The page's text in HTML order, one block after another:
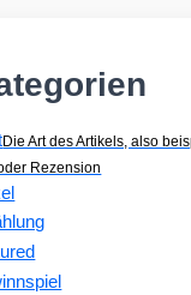
Die Art des Artikels, also
Rezension